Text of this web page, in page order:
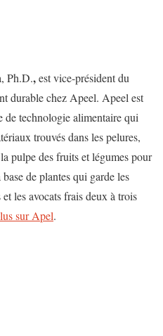
Ph.D.,est vice-président du
durable chez Apeel. Apeel est
de technologie alimentaire qui
trouvés dans les pelures,
pulpe des fruits et légumes pour
de plantes qui garde les
les avocats frais deux à trois
sur Apel.